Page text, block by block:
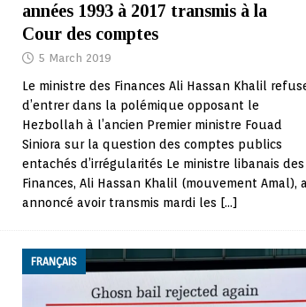
années 1993 à 2017 transmis à la
Cour des comptes
5 March 2019
Le ministre des Finances Ali Hassan Khalil
d’entrer dans la polémique opposant le
Hezbollah à l’ancien Premier ministre Fouad
Siniora sur la question des comptes publics
entachés d’irrégularités Le ministre libanais des
Finances, Ali Hassan Khalil (mouvement Amal), a
annoncé avoir transmis mardi les […]
FRANÇAIS